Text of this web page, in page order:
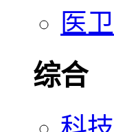
医卫
综合